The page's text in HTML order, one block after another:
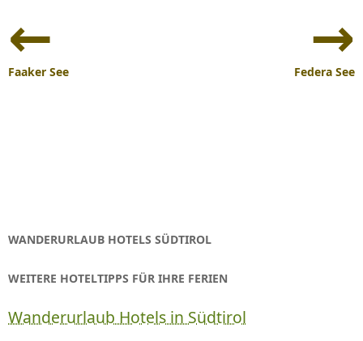
Navigation
Faaker See Federa See
WANDERURLAUB HOTELS SÜDTIROL
WEITERE HOTELTIPPS FÜR IHRE FERIEN
Wanderurlaub Hotels in Südtirol